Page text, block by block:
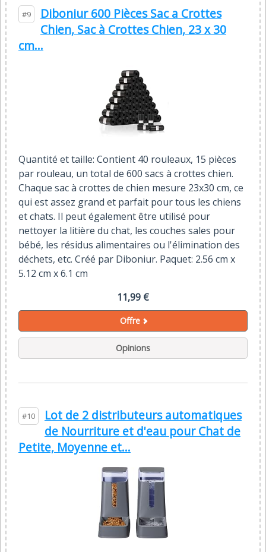
#9
Diboniur 600 Pièces Sac a Crottes
Chien, Sac à Crottes Chien, 23 x 30
cm...
Quantité et taille: Contient 40 rouleaux, 15 pièces
par rouleau, un total de 600 sacs à crottes chien.
Chaque sac à crottes de chien mesure 23x30 cm, ce
qui est assez grand et parfait pour tous les chiens
et chats. Il peut également être utilisé pour
nettoyer la litière du chat, les couches sales pour
bébé, les résidus alimentaires ou l'élimination des
déchets, etc. Créé par Diboniur. Paquet: 2.56 cm x
5.12 cm x 6.1 cm
11,99 €
Offre
Opinions
#10
Lot de 2 distributeurs automatiques
de Nourriture et d'eau pour Chat de
Petite, Moyenne et...